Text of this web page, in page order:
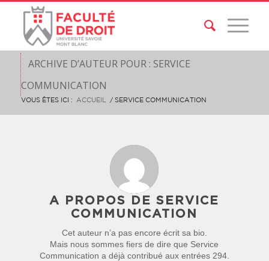
ARCHIVE D’AUTEUR POUR : SERVICE
COMMUNICATION
VOUS ÊTES ICI : ACCUEIL / SERVICE COMMUNICATION
A PROPOS DESERVICE
COMMUNICATION
Cet auteur n’a pas encore écrit sa bio.
Mais nous sommes fiers de dire que Service
Communication a déjà contribué aux entrées 294.